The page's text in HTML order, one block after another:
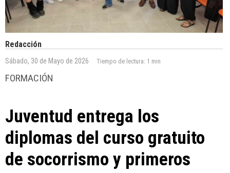
Redacción
Sábado, 30 de Mayo de 2026 Tiempo de lectura: 1 min
FORMACIÓN
Juventud entrega los
diplomas del curso gratuito
de socorrismo y primeros